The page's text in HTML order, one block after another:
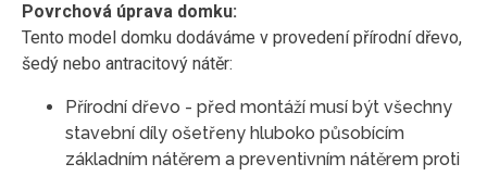
Povrchová úprava domku:
Tento model domku dodáváme v provedení přírodní dřevo,
šedý nebo antracitový nátěr:
Přírodní dřevo - před montáží musí být všechny
stavební díly ošetřeny hluboko působícím
základním nátěrem a preventivním nátěrem proti